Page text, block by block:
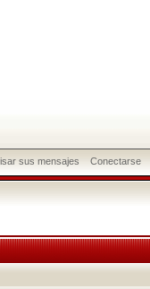
sus mensajes Conectarse